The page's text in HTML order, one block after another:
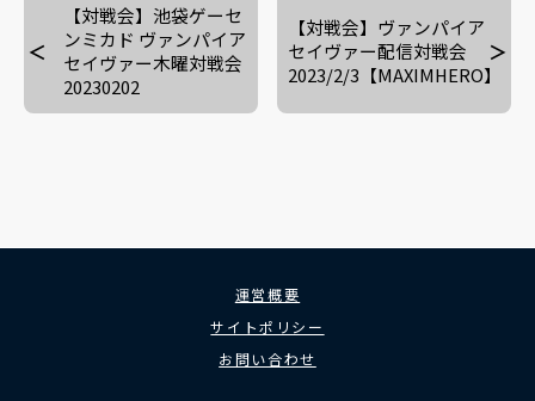
【対戦会】池袋ゲーセ
ンミカド ヴァンパイア
セイヴァー木曜対戦会
20230202
【対戦会】ヴァンパイア
セイヴァー配信対戦会
2023/2/3【MAXIMHERO】
運営概要
サイトポリシー
お問い合わせ